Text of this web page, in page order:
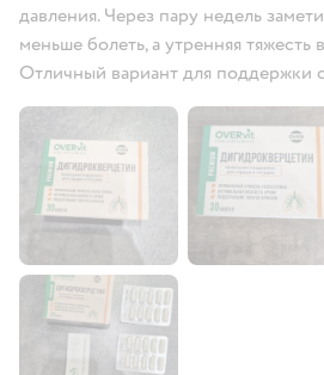
давления. Через пару недель
меньше болеть, а утренняя тяжесть
Отличный вариант для поддержки